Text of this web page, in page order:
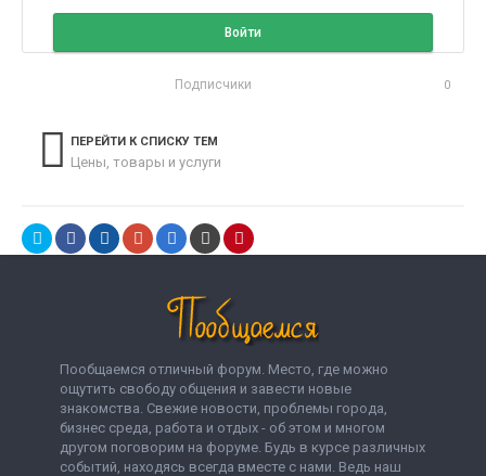
Войти
Подписчики 0
ПЕРЕЙТИ К СПИСКУ ТЕМ
Цены, товары и услуги
Пообщаемся отличный форум. Место, где можно
ощутить свободу общения и завести новые
знакомства. Свежие новости, проблемы города,
бизнес среда, работа и отдых - об этом и многом
другом поговорим на форуме. Будь в курсе различных
событий, находясь всегда вместе с нами. Ведь наш